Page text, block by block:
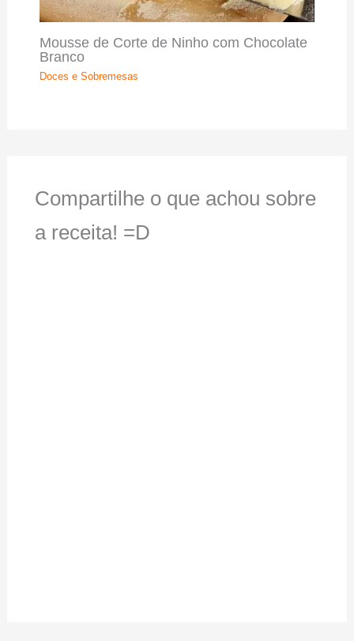
Mousse de Corte de Ninho com Chocolate
Branco
Doces e Sobremesas
Compartilhe o que achou sobre
a receita! =D